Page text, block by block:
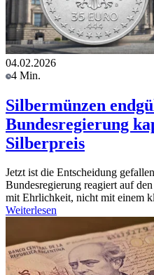
04.02.2026
4 Min.
Silbermünzen
Bundesregierung
Silberpreis
Jetzt ist die Entscheidung
Bundesregierung reagiert auf
mit Ehrlichkeit, nicht mit einem
Weiterlesen